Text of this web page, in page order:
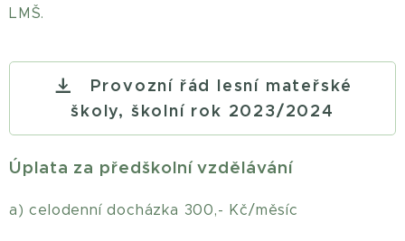
LMŠ.
Provozní řád lesní mateřské
školy, školní rok 2023/2024
Úplata za předškolní vzdělávání
a) celodenní docházka 300,- Kč/měsíc